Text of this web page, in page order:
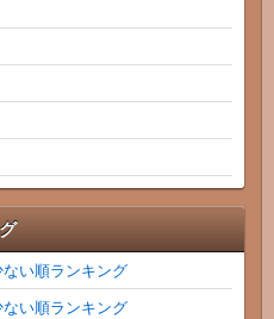
ない順ランキング
ない順ランキング